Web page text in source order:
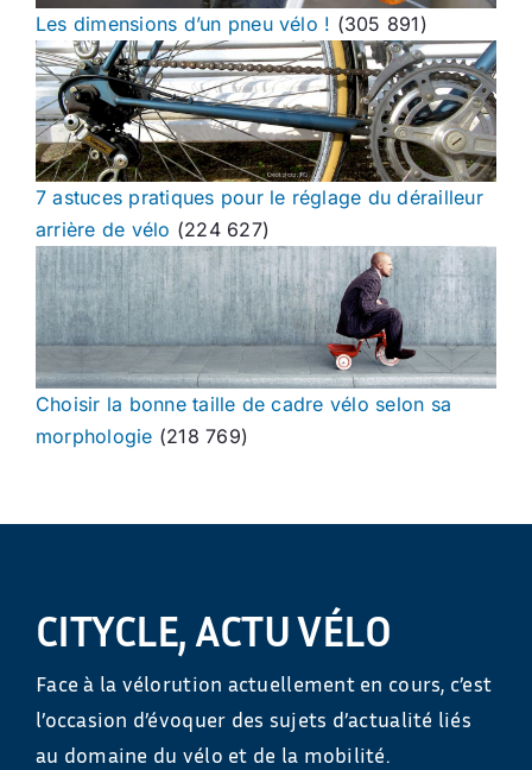
Les dimensions d’un pneu vélo ! (305 891)
7 astuces pratiques pour le réglage du dérailleur
arrière de vélo (224 627)
Choisir la bonne taille de cadre vélo selon sa
morphologie (218 769)
CITYCLE, ACTU VÉLO
Face à la vélorution actuellement en cours, c’est
l’occasion d’évoquer des sujets d’actualité liés
au domaine du vélo et de la mobilité.